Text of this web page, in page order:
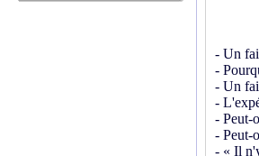
- Un
-
- Un
-
- Peut-
- Peut-
- « Il